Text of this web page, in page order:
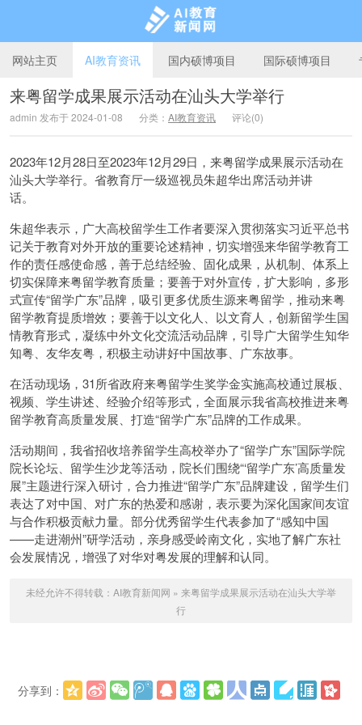
AI教育新闻网
网站主页 AI教育资讯 国内硕博项目 国际硕博项目
来粤留学成果展示活动在汕头大学举行
admin 发布于 2024-01-08 分类： AI教育资讯 评论(0)
2023年12月28日至2023年12月29日，来粤留学成果展示活动在
汕头大学举行。省教育厅一级巡视员朱超华出席活动并讲
话。
朱超华表示，广大高校留学生工作者要深入贯彻落实习近平总书
记关于教育对外开放的重要论述精神，切实增强来华留学教育工
作的责任感使命感，善于总结经验、固化成果，从机制、体系上
切实保障来粤留学教育质量；要善于对外宣传，扩大影响，多形
式宣传“留学广东”品牌，吸引更多优质生源来粤留学，推动来粤
留学教育提质增效；要善于以文化人、以文育人，创新留学生国
情教育形式，凝练中外文化交流活动品牌，引导广大留学生知华
知粤、友华友粤，积极主动讲好中国故事、广东故事。
在活动现场，31所省政府来粤留学生奖学金实施高校通过展板、
视频、学生讲述、经验介绍等形式，全面展示我省高校推进来粤
留学教育高质量发展、打造“留学广东”品牌的工作成果。
活动期间，我省招收培养留学生高校举办了“留学广东”国际学院
院长论坛、留学生沙龙等活动，院长们围绕“‘留学广东’高质量发
展”主题进行深入研讨，合力推进“留学广东”品牌建设，留学生们
表达了对中国、对广东的热爱和感谢，表示要为深化国家间友谊
与合作积极贡献力量。部分优秀留学生代表参加了“感知中国
——走进潮州”研学活动，亲身感受岭南文化，实地了解广东社
会发展情况，增强了对华对粤发展的理解和认同。
未经允许不得转载： AI教育新闻网 » 来粤留学成果展示活动在汕头大学举
行
分享到：